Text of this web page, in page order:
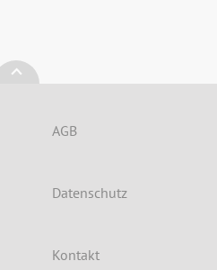
AGB
Datenschutz
Kontakt